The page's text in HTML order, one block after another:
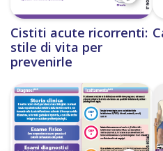
Cistiti acute ricorrenti:
stile di vita per
prevenirle